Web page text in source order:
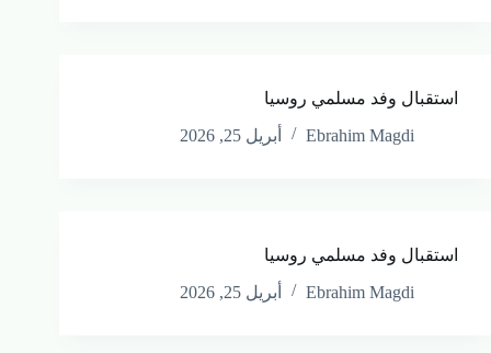
استقبال وفد مسلمي روسيا
Ebrahim Magdi
أبريل 25, 2026
استقبال وفد مسلمي روسيا
Ebrahim Magdi
أبريل 25, 2026